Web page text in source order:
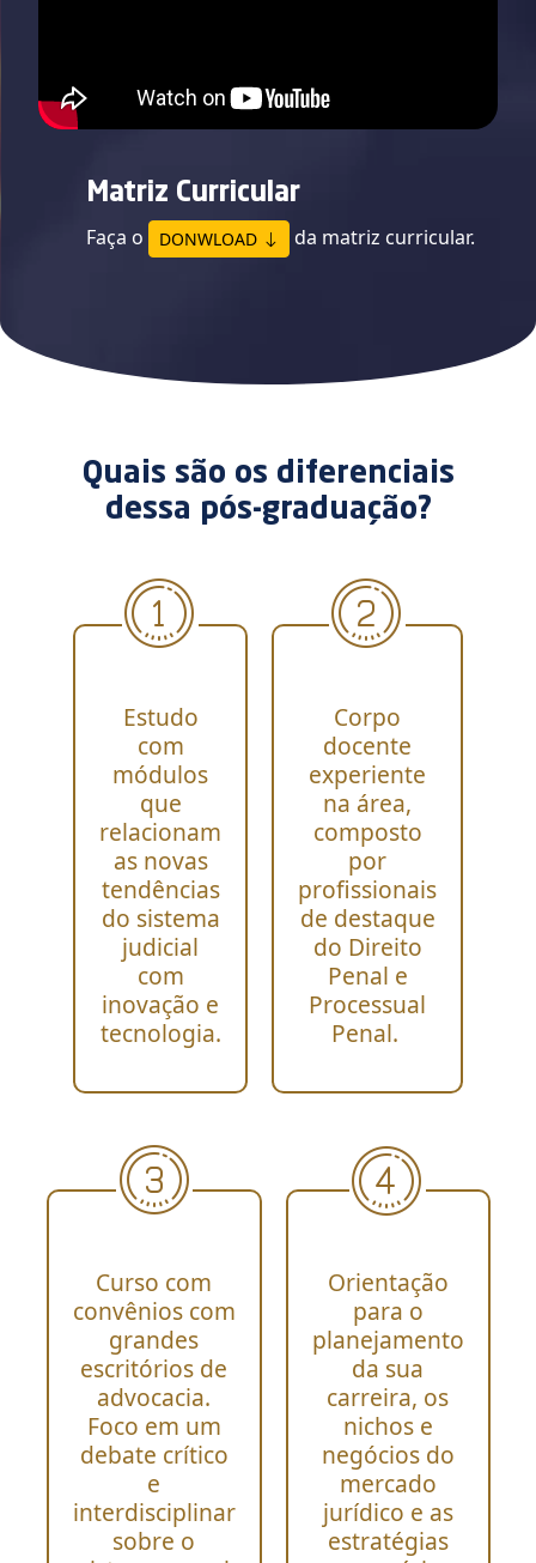
Matriz Curricular
Faça o DONWLOAD da matriz curricular.
Quais são os diferenciais
dessa pós-graduação?
Estudo
com
módulos
que
relacionam
as novas
tendências
do sistema
judicial
com
inovação e
tecnologia.
Corpo
docente
experiente
na área,
composto
por
profissionais
de destaque
do Direito
Penal e
Processual
Penal.
Curso com
convênios com
grandes
escritórios de
advocacia.
Foco em um
debate crítico
e
interdisciplinar
sobre o
Orientação
para o
planejamento
da sua
carreira, os
nichos e
negócios do
mercado
jurídico e as
estratégias